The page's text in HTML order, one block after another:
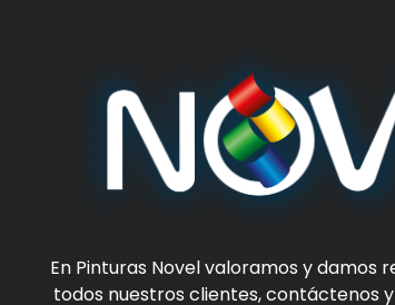
En Pinturas Novelvaloramos y damos
todos nuestros clientes, contáctenos